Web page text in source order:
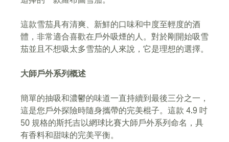
這款雪茄具有清爽、新鮮的口味和中度至輕度的酒
體，非常適合喜歡在戶外吸煙的人。對於剛開始吸雪
茄並且不想吸太多雪茄的人來說，它是理想的選擇。
大師戶外系列概述
簡單的抽吸和濃鬱的味道一直持續到最後三分之一，
這是您戶外探險時隨身攜帶的完美棍子。這款 4.9 吋
50 規格的斯托吉以網球比賽大師戶外系列命名，具
有香料和甜味的完美平衡。